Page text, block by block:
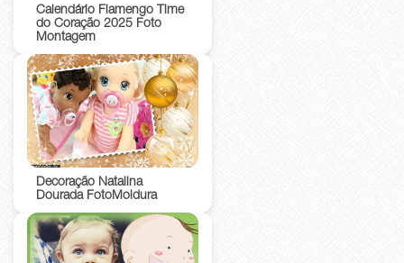
Calendário Flamengo Time
do Coração 2025 Foto
Montagem
Decoração Natalina
Dourada FotoMoldura